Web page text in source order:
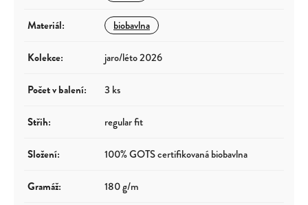
Materiál: biobavlna
Kolekce: jaro/léto 2026
Počet v balení: 3 ks
Střih: regular fit
Složení: 100% GOTS certifikovaná biobavlna
Gramáž: 180 g/m